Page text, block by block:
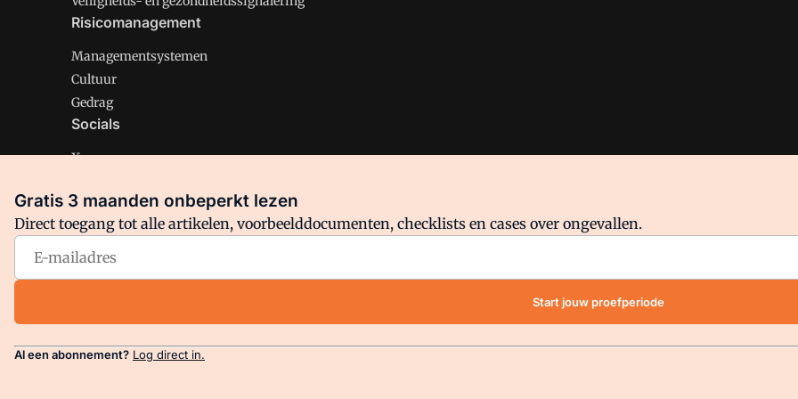
Risicomanagement
Managementsystemen
Cultuur
Gedrag
Socials
X
Facebook
Arbo is onderdeel van VMN media. Lees inons manifestwaar VMN media voor staat. Op gebruik van deze site zijn de
Gratis 3 maanden onbeperkt lezen
Direct toegang tot alle artikelen, voorbeelddocumenten, checklists en cases over ongevallen.
Start jouw proefperiode
Al een abonnement? Log direct in.